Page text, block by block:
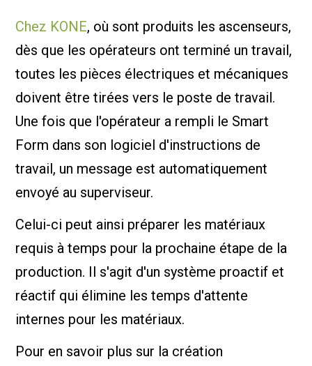
Chez KONE, où sont produits les ascenseurs,
dès que les opérateurs ont terminé un travail,
toutes les pièces électriques et mécaniques
doivent être tirées vers le poste de travail.
Une fois que l'opérateur a rempli le Smart
Form dans son logiciel d'instructions de
travail, un message est automatiquement
envoyé au superviseur.
Celui-ci peut ainsi préparer les matériaux
requis à temps pour la prochaine étape de la
production. Il s'agit d'un système proactif et
réactif qui élimine les temps d'attente
internes pour les matériaux.
Pour en savoir plus sur la création